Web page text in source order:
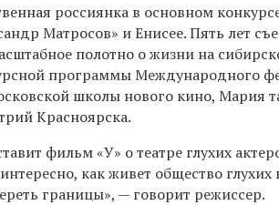
россиянка в основном
Матросов» и Енисее. Пять лет
полотно о жизни на
программы Международного
школы нового кино, Мария
Красноярска.
фильм «У» о театре глухих
как живет общество
границы», — говорит режиссер.